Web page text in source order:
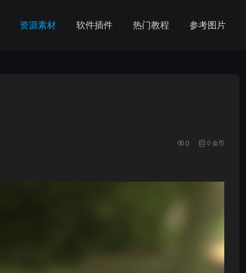
资源素材 软件插件 热门教程 参考图片
0 0 金币